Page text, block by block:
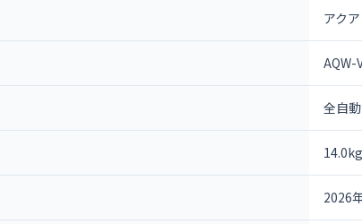
アクア
AQW-
全自動
14.0kg
2026